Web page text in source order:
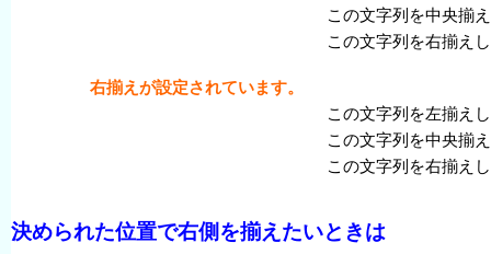
この文字列 を中央揃
この文字列 を右揃え
右揃えが設定されています。
この文字列 を左揃え
この文字列 を中央揃
この文字列 を右揃え
決められた位置で右側 を揃えたいときは